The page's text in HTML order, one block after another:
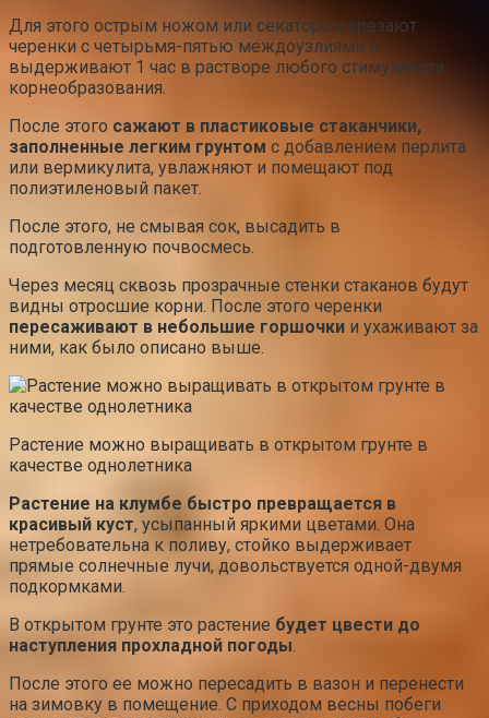
Для этого острым ножом или секатором срезают
черенки с четырьмя-пятью междоузлиями и
выдерживают 1 час в растворе любого стимулятора
корнеобразования.
После этого сажают в пластиковые стаканчики,
заполненные легким грунтом с добавлением перлита
или вермикулита, увлажняют и помещают под
полиэтиленовый пакет.
После этого, не смывая сок, высадить в
подготовленную почвосмесь.
Через месяц сквозь прозрачные стенки стаканов будут
видны отросшие корни. После этого черенки
пересаживают в небольшие горшочки и ухаживают за
ними, как было описано выше.
Растение можно выращивать в открытом грунте в
качестве однолетника
Растение на клумбе быстро превращается в
красивый куст, усыпанный яркими цветами. Она
нетребовательна к поливу, стойко выдерживает
прямые солнечные лучи, довольствуется одной-двумя
подкормками.
В открытом грунте это растение будет цвести до
наступления прохладной погоды.
После этого ее можно пересадить в вазон и перенести
на зимовку в помещение. С приходом весны побеги